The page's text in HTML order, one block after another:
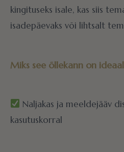
kingituseks isale, kas siis
isadepäevaks või lihtsalt
Miks see õllekann on
Naljakas ja meeldejääv
kasutuskorral